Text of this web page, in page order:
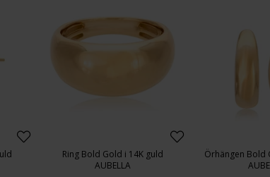
Ring Bold Gold i 14K guld
AUBELLA
Örhängen Bold